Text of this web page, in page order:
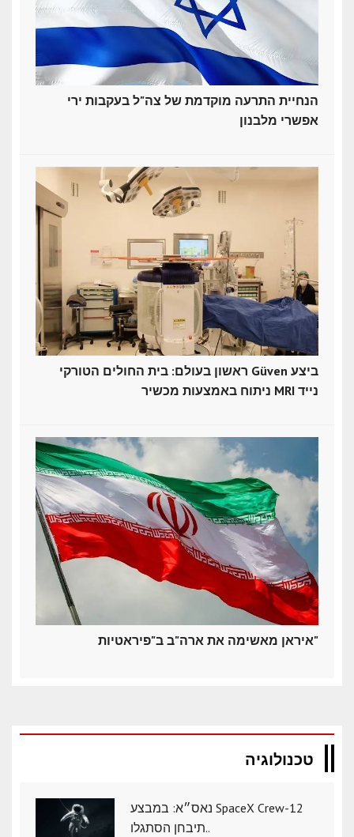
הנחיית התרעה מוקדמת של צה"ל בעקבות ירי
אפשרי מלבנון
ראשון בעולם: בית החולים הטורקי Güven ביצע
ניתוח באמצעות מכשיר MRI נייד
איראן מאשימה את ארה"ב ב"פיראטיות"
טכנולוגיה
נאס״א: במבצע SpaceX Crew-12
תיבחן הסתגלו..